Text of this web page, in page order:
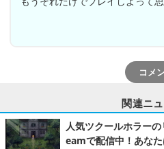
コメ
関連ニ
人気ツクールホラー
eamで配信中！あな